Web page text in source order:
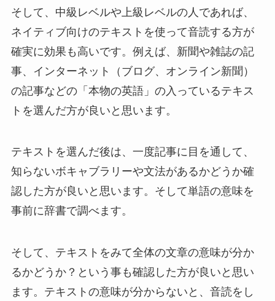
そして、中級レベルや上級レベルの人であれば、
ネイティブ向けのテキストを使って音読する方が
確実に効果も高いです。例えば、新聞や雑誌の記
事、インターネット（ブログ、オンライン新聞）
の記事などの「本物の英語」の入っているテキス
トを選んだ方が良いと思います。
テキストを選んだ後は、一度記事に目を通して、
知らないボキャブラリーや文法があるかどうか確
認した方が良いと思います。そして単語の意味を
事前に辞書で調べます。
そして、テキストをみて全体の文章の意味が分か
るかどうか？という事も確認した方が良いと思い
ます。テキストの意味が分からないと、音読をし